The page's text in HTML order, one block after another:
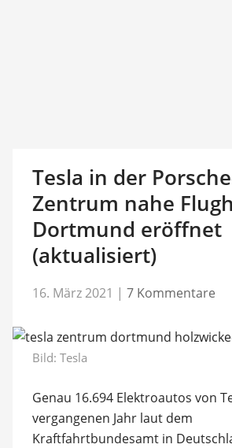
Tesla in der
Zentrum nahe
Dortmund eröffnet
(aktualisiert)
16. März 2021 | 7 Kommentare
Bild: Tesla
Genau 16.694 Elektroautos von
vergangenen Jahr laut dem
Kraftfahrtbundesamt in